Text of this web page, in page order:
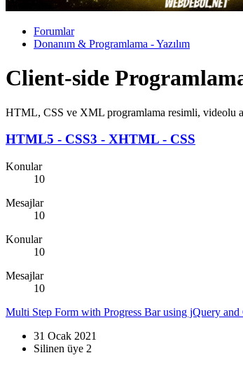
Forumlar
Donanım & Programlama - Yazılım
Client-side
HTML, CSS ve XML programlama resimli, videolu
HTML5 - CSS3 - XHTML - CSS
Konular
10
Mesajlar
10
Konular
10
Mesajlar
10
Multi Step Form with Progress Bar using jQuery
31 Ocak 2021
Silinen üye 2